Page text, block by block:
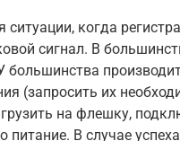
когда
сигнал. В
(запросить их
на флешку,
питание. В случае